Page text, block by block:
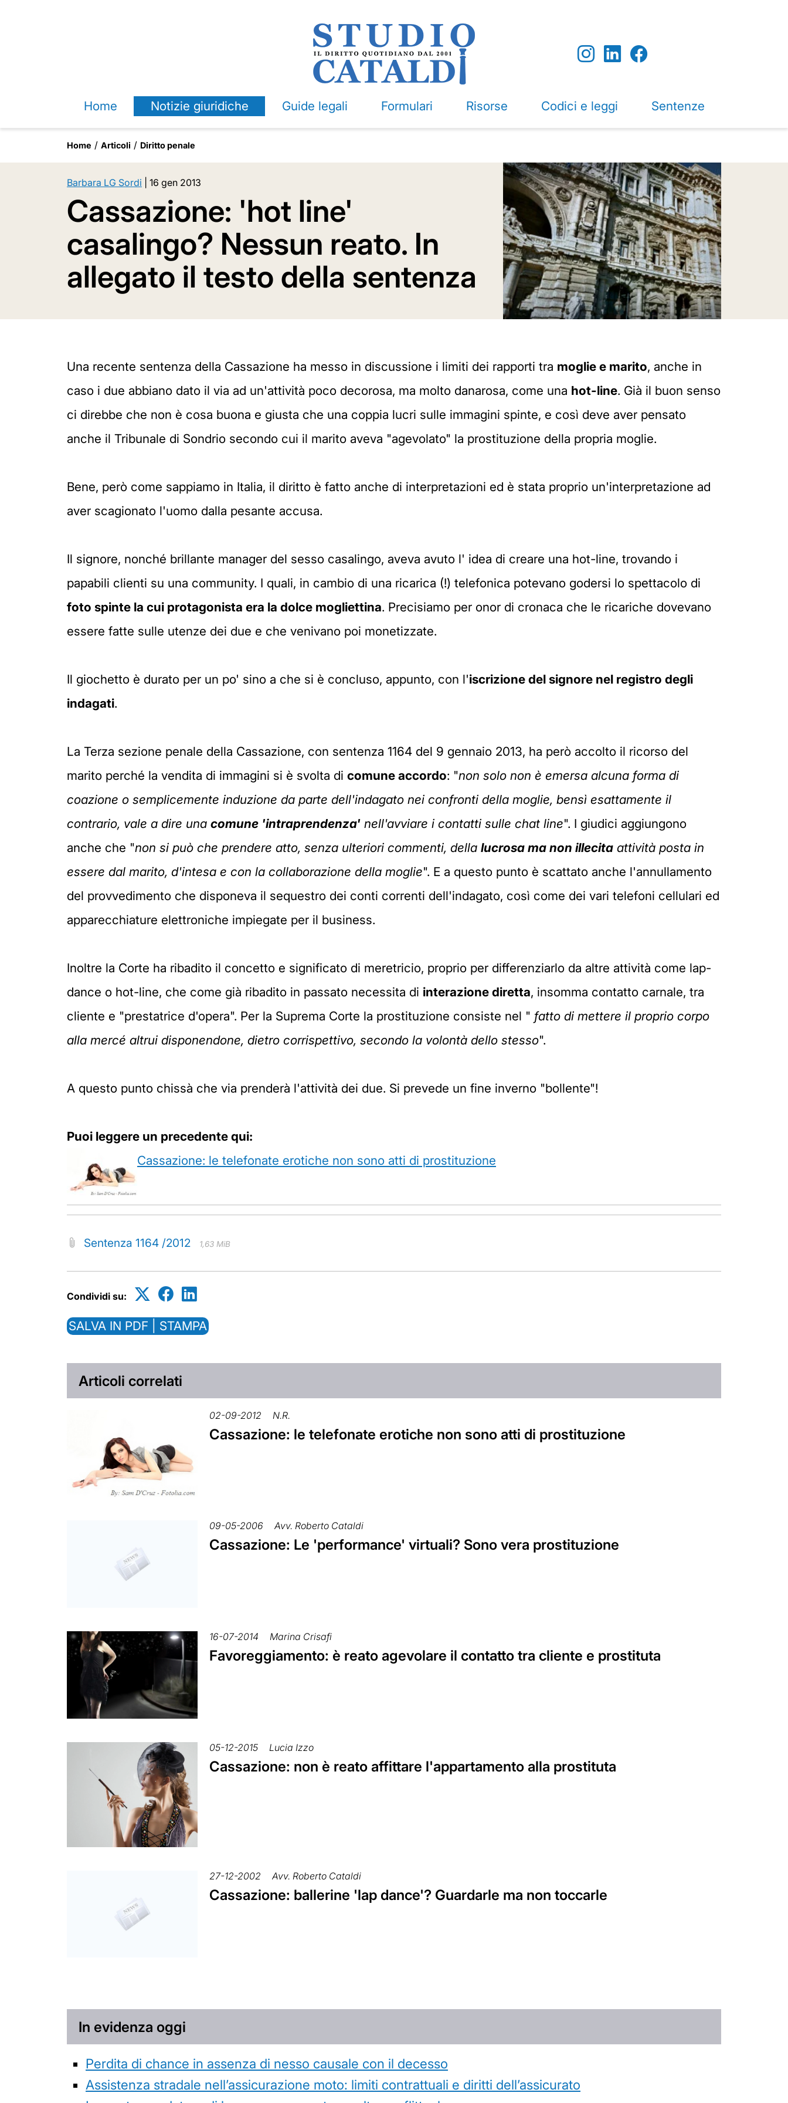
Home Notizie giuridiche Guide legali Formulari Risorse Codici e leggi Sentenze
Home Articoli Diritto penale
Barbara LG Sordi 16 gen 2013
Cassazione: 'hot line'
casalingo? Nessun reato. In
allegato il testo della sentenza
Una recente sentenza della Cassazione ha messo in discussione i limiti dei rapporti tra moglie e marito, anche in
caso i due abbiano dato il via ad un'attività poco decorosa, ma molto danarosa, come una hot-line. Già il buon senso
ci direbbe che non è cosa buona e giusta che una coppia lucri sulle immagini spinte, e così deve aver pensato
anche il Tribunale di Sondrio secondo cui il marito aveva "agevolato" la prostituzione della propria moglie.
Bene, però come sappiamo in Italia, il diritto è fatto anche di interpretazioni ed è stata proprio un'interpretazione ad
aver scagionato l'uomo dalla pesante accusa.
Il signore, nonché brillante manager del sesso casalingo, aveva avuto l' idea di creare una hot-line, trovando i
papabili clienti su una community. I quali, in cambio di una ricarica (!) telefonica potevano godersi lo spettacolo di
foto spinte la cui protagonista era la dolce mogliettina. Precisiamo per onor di cronaca che le ricariche dovevano
essere fatte sulle utenze dei due e che venivano poi monetizzate.
Il giochetto è durato per un po' sino a che si è concluso, appunto, con l'iscrizione del signore nel registro degli
indagati.
La Terza sezione penale della Cassazione, con sentenza 1164 del 9 gennaio 2013, ha però accolto il ricorso del
marito perché la vendita di immagini si è svolta di comune accordo: "non solo non è emersa alcuna forma di
coazione o semplicemente induzione da parte dell'indagato nei confronti della moglie, bensì esattamente il
contrario, vale a dire una comune 'intraprendenza' nell'avviare i contatti sulle chat line". I giudici aggiungono
anche che "non si può che prendere atto, senza ulteriori commenti, della lucrosa ma non illecita attività posta in
essere dal marito, d'intesa e con la collaborazione della moglie". E a questo punto è scattato anche l'annullamento
del provvedimento che disponeva il sequestro dei conti correnti dell'indagato, così come dei vari telefoni cellulari ed
apparecchiature elettroniche impiegate per il business.
Inoltre la Corte ha ribadito il concetto e significato di meretricio, proprio per differenziarlo da altre attività come lap-
dance o hot-line, che come già ribadito in passato necessita di interazione diretta, insomma contatto carnale, tra
cliente e "prestatrice d'opera". Per la Suprema Corte la prostituzione consiste nel " fatto di mettere il proprio corpo
alla mercé altrui disponendone, dietro corrispettivo, secondo la volontà dello stesso".
A questo punto chissà che via prenderà l'attività dei due. Si prevede un fine inverno "bollente"!
Puoi leggere un precedente qui:
Cassazione: le telefonate erotiche non sono atti di prostituzione
Sentenza 1164 /2012 1,63 MiB
Condividi su:
SALVA IN PDF | STAMPA
Articoli correlati
02-09-2012 N.R.
Cassazione: le telefonate erotiche non sono atti di prostituzione
09-05-2006 Avv. Roberto Cataldi
Cassazione: Le 'performance' virtuali? Sono vera prostituzione
16-07-2014 Marina Crisafi
Favoreggiamento: è reato agevolare il contatto tra cliente e prostituta
05-12-2015 Lucia Izzo
Cassazione: non è reato affittare l'appartamento alla prostituta
27-12-2002 Avv. Roberto Cataldi
Cassazione: ballerine 'lap dance'? Guardarle ma non toccarle
In evidenza oggi
Perdita di chance in assenza di nesso causale con il decesso
Assistenza stradale nell’assicurazione moto: limiti contrattuali e diritti dell’assicurato